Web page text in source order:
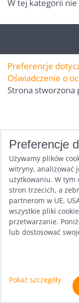
W tej kategorii
Preferencje
Oświadczenie o
Strona stworzona
Preferencje
Używamy plików
witryny, analizować
użytkowaniu. W tym
stron trzecich, a
partnerom w UE,
wszystkie pliki
przetwarzanie.
lub dostosować
Pokaż szczegóły